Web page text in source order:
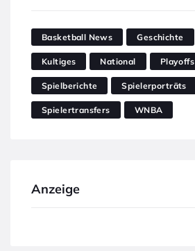
Basketball News Geschichte
Kultiges National Playoffs
Spielberichte Spielerporträts
Spielertransfers WNBA
Anzeige